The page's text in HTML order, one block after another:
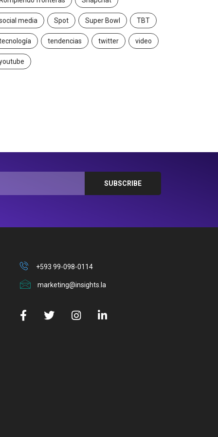
media Spot Super Bowl TBT
tendencias twitter video
+593 99-098-0114
marketing@insights.la